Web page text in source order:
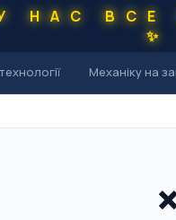
У НАС ВСЕ
✨
Механіку на